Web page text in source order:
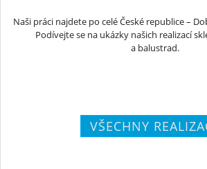
Naši práci najdete po celé České republice –
Podívejte se na ukázky našich realizací
a balustrad.
VŠECHNY